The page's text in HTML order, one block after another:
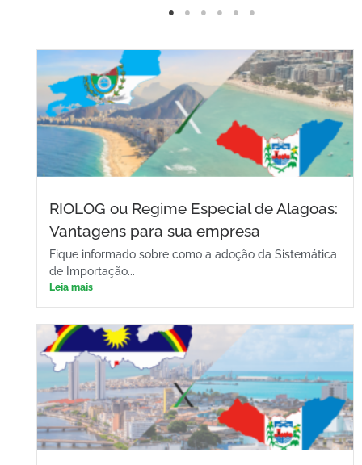
RIOLOG ou Regime Especial de Alagoas:
Vantagens para sua empresa
Fique informado sobre como a adoção da Sistemática
de Importação...
Leia mais